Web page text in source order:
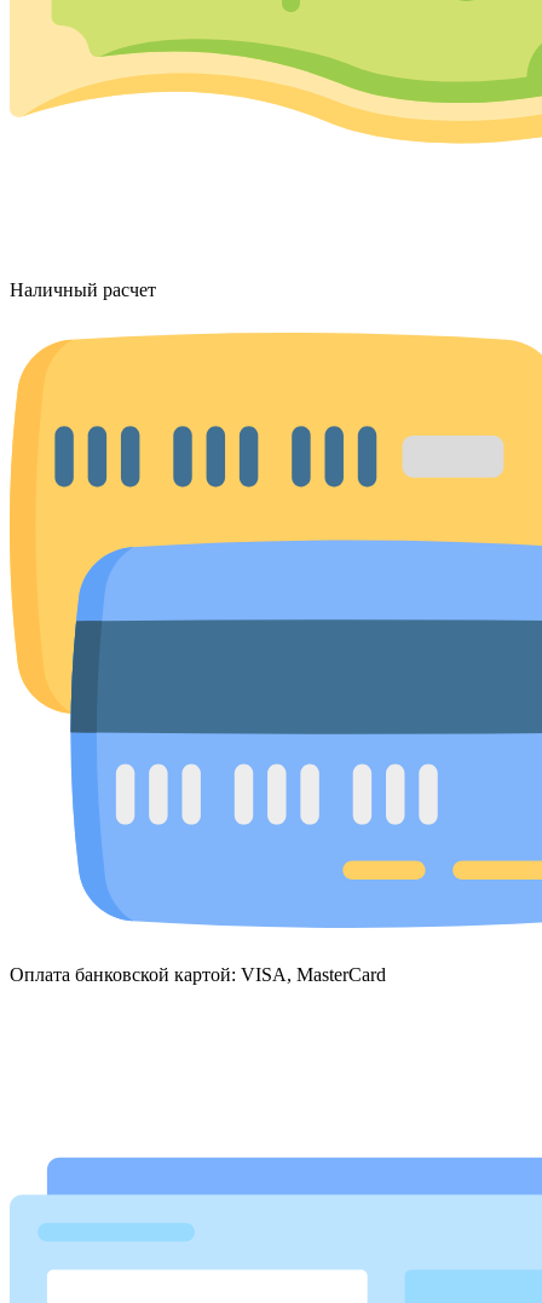
Наличный расчет
Оплата банковской картой: VISA, MasterCard